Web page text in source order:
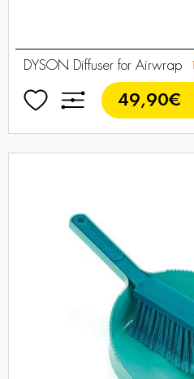
DYSON Diffuser for Airwrap
49,90€